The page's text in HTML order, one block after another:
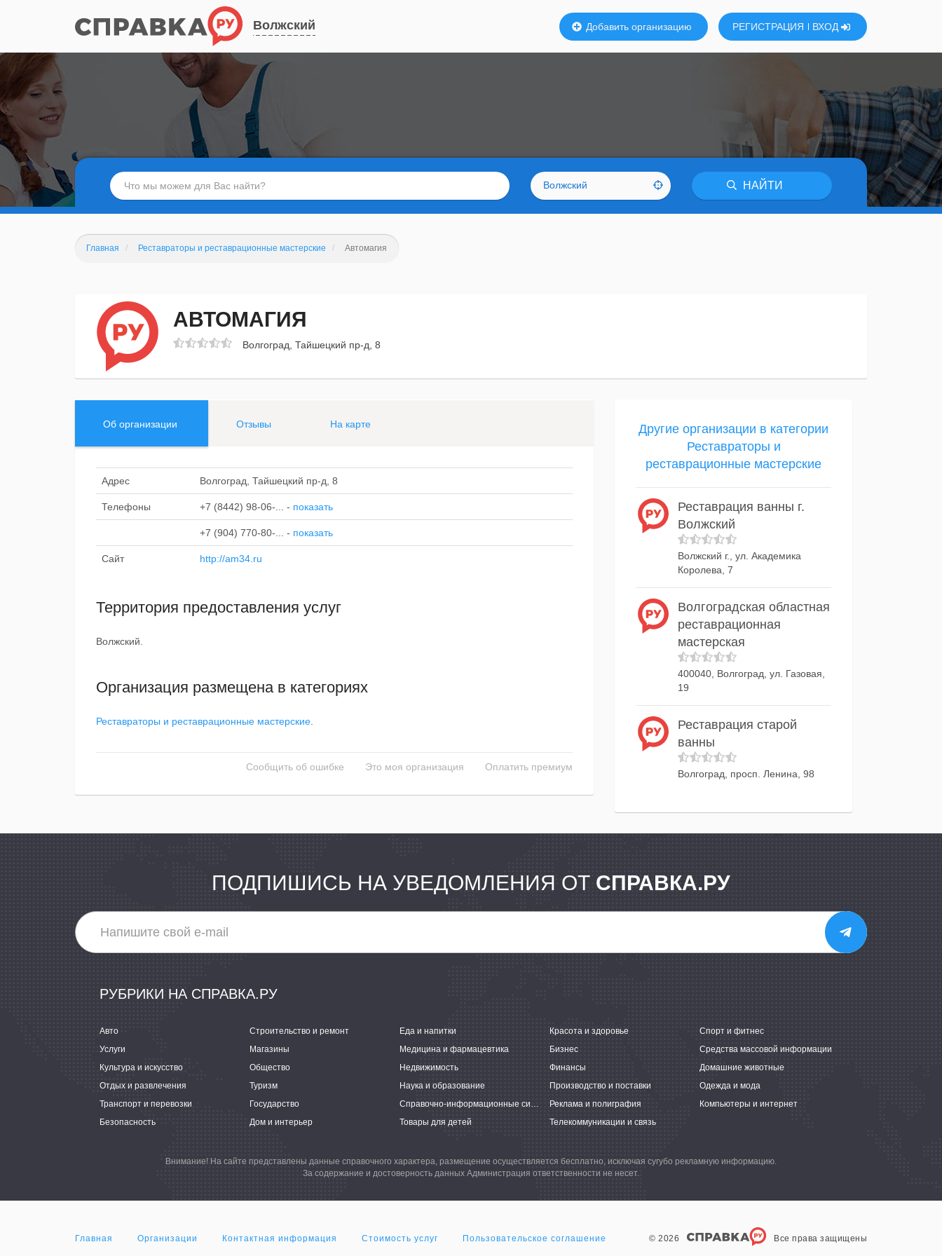
Волжский Добавить организацию РЕГИСТРАЦИЯ ВХОД
Волжский НАЙТИ
Главная Реставраторы и реставрационные мастерские Автомагия
АВТОМАГИЯ
Волгоград, Тайшецкий пр-д, 8
Об организации Отзывы На карте
Адрес Волгоград, Тайшецкий пр-д, 8
Телефоны +7 (8442) 98-06-... - показать
+7 (904) 770-80-... - показать
Сайт http://am34.ru
Территория предоставления услуг
Волжский.
Организация размещена в категориях
Реставраторы и реставрационные мастерские
Сообщить об ошибке Это моя организация Оплатить премиум
Другие организации в категории
Реставраторы и
реставрационные мастерские
Реставрация ванны г.
Волжский
Волжский г., ул. Академика
Королева, 7
Волгоградская областная
реставрационная
мастерская
400040, Волгоград, ул. Газовая,
19
Реставрация старой
ванны
Волгоград, просп. Ленина, 98
ПОДПИШИСЬ НА УВЕДОМЛЕНИЯ ОТ СПРАВКА.РУ
РУБРИКИ НА СПРАВКА.РУ
Авто Строительство и ремонт Еда и напитки Красота и здоровье
Спорт и фитнес
Услуги
Магазины Медицина и фармацевтика Бизнес
Средства массовой информации
Культура и искусство
Общество Недвижимость Финансы
Домашние животные
Отдых и развлечения
Туризм Наука и образование Производство и поставки
Одежда и мода
Транспорт и перевозки
Государство Справочно-информационные системы Реклама и полиграфия
Компьютеры и интернет
Безопасность
Дом и интерьер Товары для детей Телекоммуникации и связь
Внимание! На сайте представлены данные справочного характера, размещение осуществляется бесплатно, исключая сугубо рекламную информацию.
За содержание и достоверность данных Администрация ответственности не несет.
Главная Организации Контактная информация Стоимость услуг Пользовательское соглашение © 2026 Все права защищены